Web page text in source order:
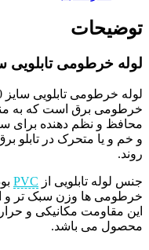
توضیحات
لوله خرطومی تابلویی سایز 60 حلقه
خرطومی برق است که به
محافظ و نظم دهنده برای
و خم و یا متحرک در تابلو
روند.
جنس لوله تابلویی از PVC
خرطومی ها وزن سبک تر و
این مقاومت مکانیکی و
محصول می باشد.